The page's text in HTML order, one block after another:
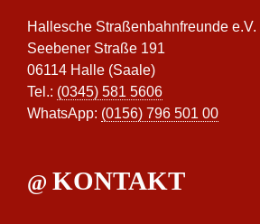
Hallesche Straßenbahnfreunde e.V.
Seebener Straße 191
06114 Halle (Saale)
Tel.: (0345) 581 5606
WhatsApp: (0156) 796 501 00
KONTAKT